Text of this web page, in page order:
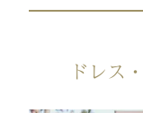
ドレス